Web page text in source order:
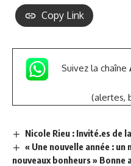
Copy Link
Suivez la chaîne
(alertes,
Nicole Rieu : Invité.es de
« Une nouvelle année : un
nouveaux bonheurs » Bonne